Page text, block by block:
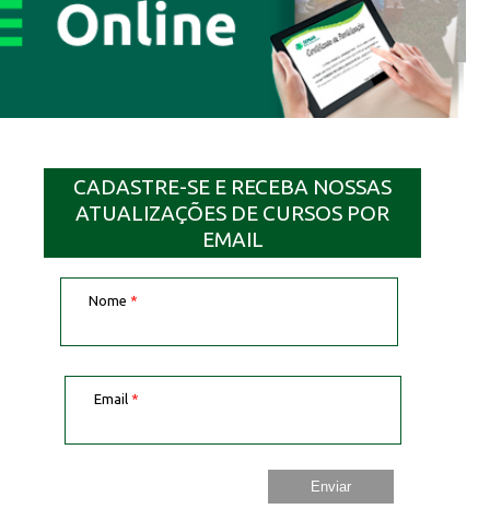
CADASTRE-SE E RECEBA NOSSAS
ATUALIZAÇÕES DE CURSOS POR
EMAIL
Nome *
Email *